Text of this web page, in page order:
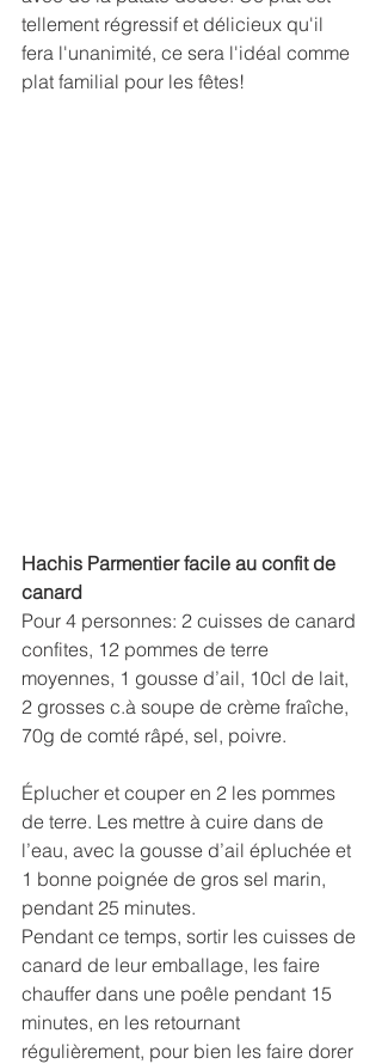
tellement régressif et délicieux qu'il
fera l'unanimité, ce sera l'idéal comme
plat familial pour les fêtes!
Hachis Parmentier facile au confit de
canard
Pour 4 personnes: 2 cuisses de canard
confites, 12 pommes de terre
moyennes, 1 gousse d’ail, 10cl de lait,
2 grosses c.à soupe de crème fraîche,
70g de comté râpé, sel, poivre.
Éplucher et couper en 2 les pommes
de terre. Les mettre à cuire dans de
l’eau, avec la gousse d’ail épluchée et
1 bonne poignée de gros sel marin,
pendant 25 minutes.
Pendant ce temps, sortir les cuisses de
canard de leur emballage, les faire
chauffer dans une poêle pendant 15
minutes, en les retournant
régulièrement, pour bien les faire dorer